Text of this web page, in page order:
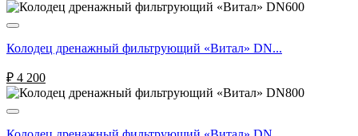
Колодец дренажный фильтрующий «Витал» DN...
₽ 4 200